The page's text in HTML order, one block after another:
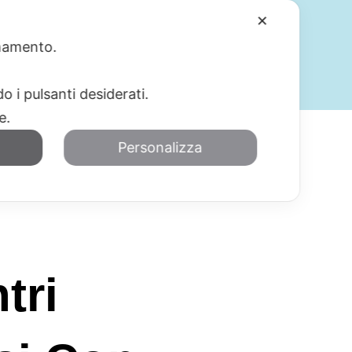
SERVIZI
✕
i pulsanti desiderati.
Personalizza